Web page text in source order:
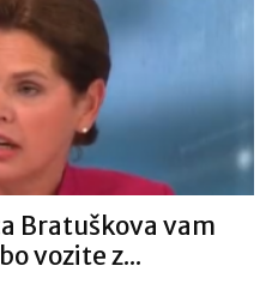
Bratuškova vam
vozite z...